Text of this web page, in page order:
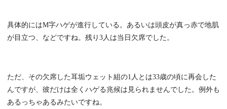
具体的にはM字ハゲが進行している。あるいは頭皮が真っ赤で地肌
が目立つ、などですね。残り3人は当日欠席でした。
ただ、その欠席した耳垢ウェット組の1人とは33歳の頃に再会した
んですが、彼だけは全くハゲる兆候は見られませんでした。例外も
あるっちゃあるみたいですね。